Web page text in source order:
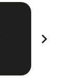
chevron_right